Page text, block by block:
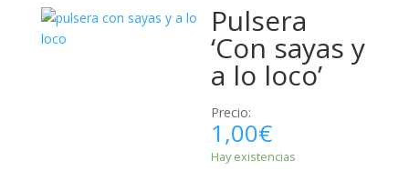
Pulsera
‘Con sayas y
a lo loco’
Precio:
1,00€
Hay existencias